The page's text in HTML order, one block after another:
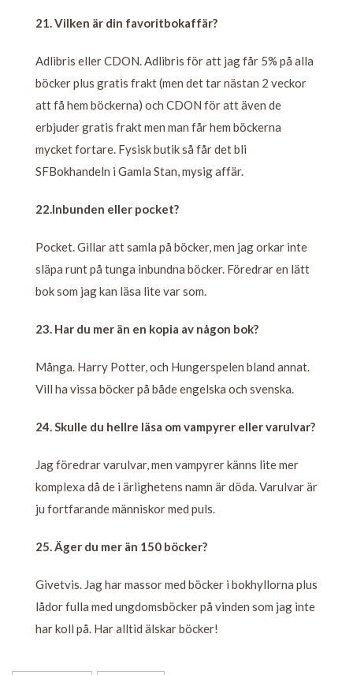
21. Vilken är din favoritbokaffär?
Adlibris eller CDON. Adlibris för att jag får 5% på alla
böcker plus gratis frakt (men det tar nästan 2 veckor
att få hem böckerna) och CDON för att även de
erbjuder gratis frakt men man får hem böckerna
mycket fortare. Fysisk butik så får det bli
SFBokhandeln i Gamla Stan, mysig affär.
22.Inbunden eller pocket?
Pocket. Gillar att samla på böcker, men jag orkar inte
släpa runt på tunga inbundna böcker. Föredrar en lätt
bok som jag kan läsa lite var som.
23. Har du mer än en kopia av någon bok?
Många. Harry Potter, och Hungerspelen bland annat.
Vill ha vissa böcker på både engelska och svenska.
24. Skulle du hellre läsa om vampyrer eller varulvar?
Jag föredrar varulvar, men vampyrer känns lite mer
komplexa då de i ärlighetens namn är döda. Varulvar är
ju fortfarande människor med puls.
25. Äger du mer än 150 böcker?
Givetvis. Jag har massor med böcker i bokhyllorna plus
lådor fulla med ungdomsböcker på vinden som jag inte
har koll på. Har alltid älskar böcker!